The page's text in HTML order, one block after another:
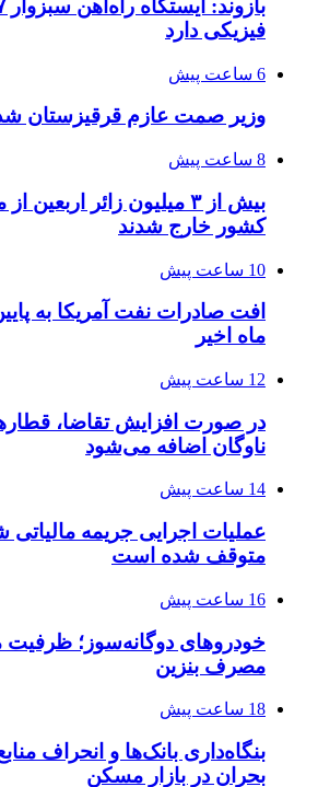
فیزیکی دارد
6 ساعت پیش
وزیر صمت عازم قرقیزستان
8 ساعت پیش
بیش از ۳ میلیون زائر
کشور خارج شدند
10 ساعت پیش
ماه اخیر
12 ساعت پیش
در صورت افزایش تقاضا،
ناوگان اضافه می‌شود
14 ساعت پیش
عملیات اجرایی جریمه
متوقف شده است
16 ساعت پیش
خودروهای دوگانه‌سوز؛
مصرف بنزین
18 ساعت پیش
بنگاه‌داری بانک‌ها و انحراف
بحران در بازار مسکن